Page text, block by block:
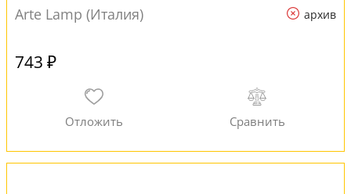
Arte Lamp (Италия)
архив
743 ₽